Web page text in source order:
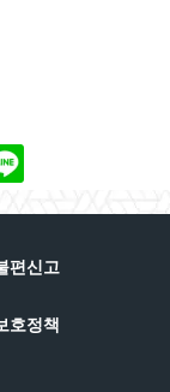
편신고
호정책